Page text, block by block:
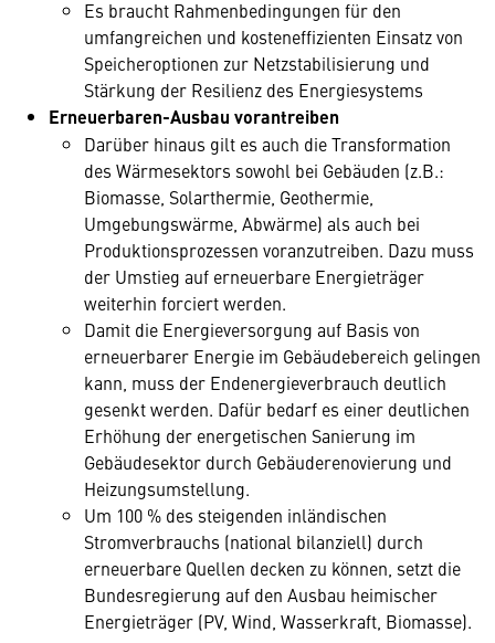
Es braucht Rahmenbedingungen für den
umfangreichen und kosteneffizienten Einsatz von
Speicheroptionen zur Netzstabilisierung und
Stärkung der Resilienz des Energiesystems
Erneuerbaren-Ausbau vorantreiben
Darüber hinaus gilt es auch die Transformation
des Wärmesektors sowohl bei Gebäuden (z.B.:
Biomasse, Solarthermie, Geothermie,
Umgebungswärme, Abwärme) als auch bei
Produktionsprozessen voranzutreiben. Dazu muss
der Umstieg auf erneuerbare Energieträger
weiterhin forciert werden.
Damit die Energieversorgung auf Basis von
erneuerbarer Energie im Gebäudebereich gelingen
kann, muss der Endenergieverbrauch deutlich
gesenkt werden. Dafür bedarf es einer deutlichen
Erhöhung der energetischen Sanierung im
Gebäudesektor durch Gebäuderenovierung und
Heizungsumstellung.
Um 100 % des steigenden inländischen
Stromverbrauchs (national bilanziell) durch
erneuerbare Quellen decken zu können, setzt die
Bundesregierung auf den Ausbau heimischer
Energieträger (PV, Wind, Wasserkraft, Biomasse).